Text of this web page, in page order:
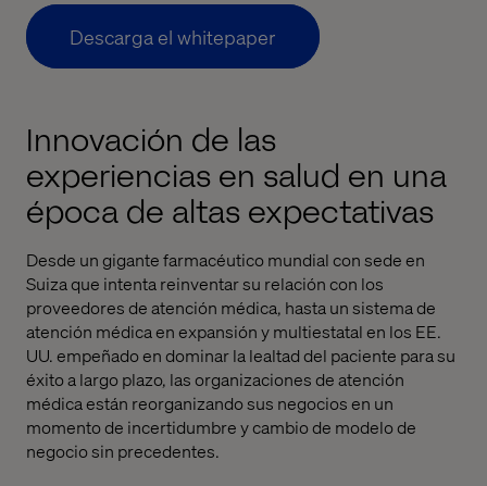
Descarga el whitepaper
Innovación de las
experiencias en salud en una
época de altas expectativas
Desde ungigantefarmacéuticomundialcon sede en
Suiza que intenta reinventar su relación con los
proveedores de atención médica, hasta un sistema de
atención médica en expansión y multiestatal en los EE.
UU. empeñado en dominar la lealtad del paciente para su
éxito a largo plazo, las organizaciones de atención
médica están reorganizando sus negocios en un
momento de incertidumbre y cambio de modelo de
negocio sin precedentes.